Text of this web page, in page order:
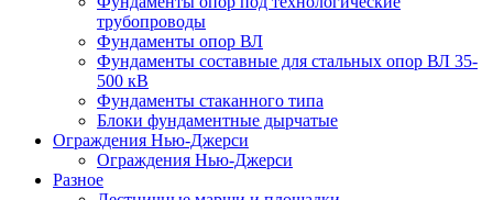
трубопроводы
Фундаменты опор ВЛ
Фундаменты составные для стальных опор ВЛ 35-
500 кВ
Фундаменты стаканного типа
Блоки фундаментные дырчатые
Ограждения Нью-Джерси
Ограждения Нью-Джерси
Разное